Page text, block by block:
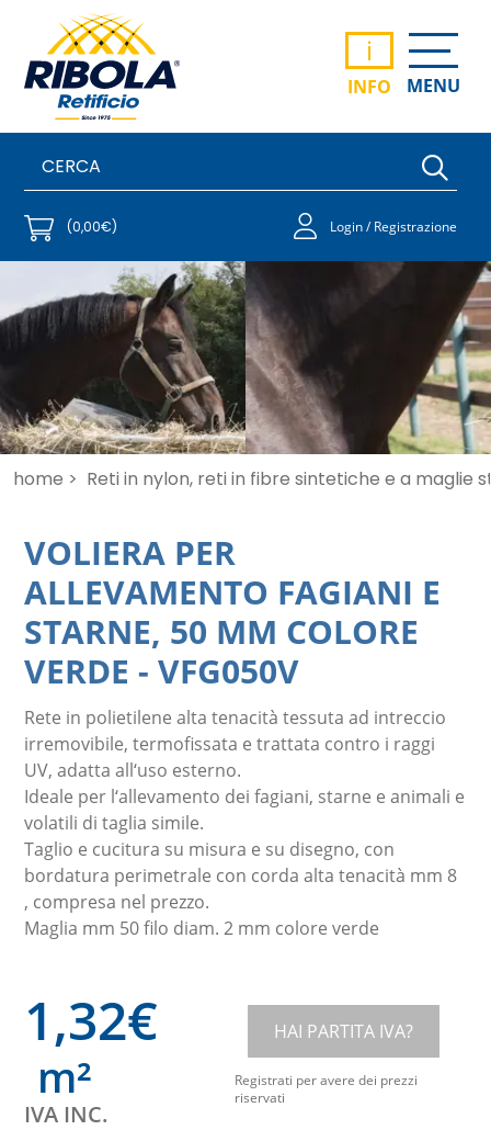
i
INFO MENU
(0,00€) Login / Registrazione
home > Reti in nylon, reti in fibre sintetiche e a maglie
VOLIERA PER
ALLEVAMENTO FAGIANI E
STARNE, 50 MM COLORE
VERDE -VFG050V
Rete in polietilene alta tenacità tessuta ad intreccio
irremovibile, termofissata e trattata contro i raggi
UV, adatta all‘uso esterno.
Ideale per l‘allevamento dei fagiani, starne e animali e
volatili di taglia simile.
Taglio e cucitura su misura e su disegno, con
bordatura perimetrale con corda alta tenacità mm 8
, compresa nel prezzo.
Maglia mm 50 filo diam. 2 mm colore verde
1,32€
m²
IVA INC.
HAI PARTITA IVA?
Registrati per avere dei prezzi
riservati